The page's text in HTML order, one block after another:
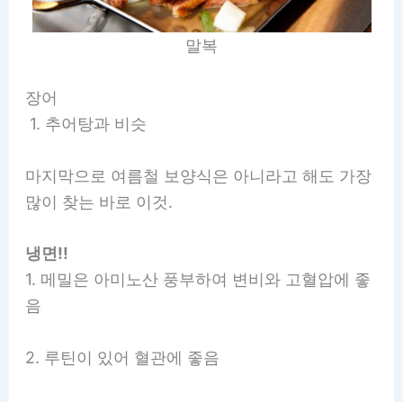
말복
장어
1. 추어탕과 비슷
마지막으로 여름철 보양식은 아니라고 해도 가장
많이 찾는 바로 이것.
냉면!!
1. 메밀은 아미노산 풍부하여 변비와 고혈압에 좋
음
2. 루틴이 있어 혈관에 좋음